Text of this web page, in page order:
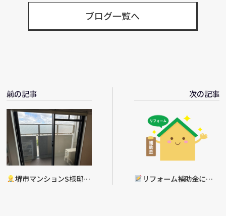
ブログ一覧へ
前の記事
堺市マンションS様邸
次の記事
リフォーム補助金につ